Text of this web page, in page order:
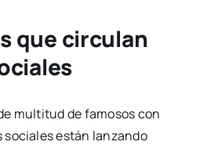
que circulan
multitud de famosos con
sociales están lanzando